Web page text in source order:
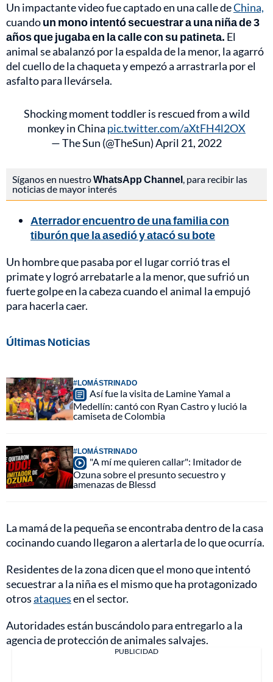
Un impactante video fue captado en una calle deChina,
cuandoun mono intentó secuestrar a una niña de 3
años que jugaba en la calle con su patineta. El
animal se abalanzó por la espalda de la menor, la agarró
del cuello de la chaqueta y empezó a arrastrarla por el
asfalto para llevársela.
Shocking moment toddler is rescued from a wild
monkey in China pic.twitter.com/aXtFH4l2OX
— The Sun (@TheSun)April 21, 2022
Síganos en nuestroWhatsApp Channel, para recibir las
noticias de mayor interés
Aterrador encuentro de una familia con
tiburón que la asedió y atacó su bote
Un hombre que pasaba por el lugar corrió tras el
primate y logró arrebatarle a la menor, que sufrió un
fuerte golpe en la cabeza cuando el animal la empujó
para hacerla caer.
Últimas Noticias
#LOMÁSTRINADO
Así fue la visita de Lamine Yamal a
Medellín: cantó con Ryan Castro y lució la
camiseta de Colombia
#LOMÁSTRINADO
"A mí me quieren callar": Imitador de
Ozuna sobre el presunto secuestro y
amenazas de Blessd
La mamá de la pequeña se encontraba dentro de la casa
cocinando cuando llegaron a alertarla de lo que ocurría.
Residentes de la zona dicen que el mono que intentó
secuestrar a la niña es el mismo que ha protagonizado
otrosataquesen el sector.
Autoridades están buscándolo para entregarlo a la
agencia de protección de animales salvajes.
PUBLICIDAD